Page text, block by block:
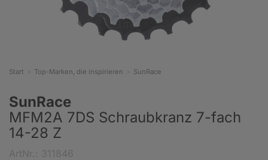
Start Top-Marken, die inspirieren SunRace
SunRace
MFM2A 7DS Schraubkranz 7-fach
14-28 Z